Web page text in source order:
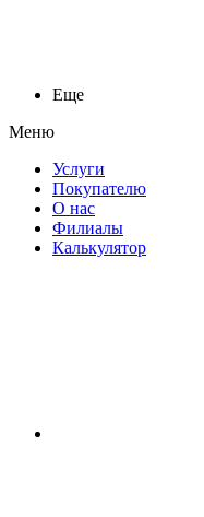
Еще
Меню
Услуги
Покупателю
О нас
Филиалы
Калькулятор